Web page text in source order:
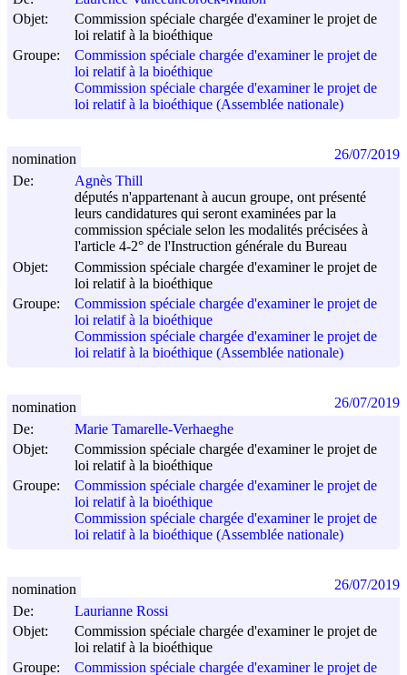
Objet:
Commission spéciale chargée d'examiner le projet de
loi relatif à la bioéthique
Groupe:
Commission spéciale chargée d'examiner le projet de
loi relatif à la bioéthique
Commission spéciale chargée d'examiner le projet de
loi relatif à la bioéthique (Assemblée nationale)
De:
Agnès Thill
députés n'appartenant à aucun groupe, ont présenté
leurs candidatures qui seront examinées par la
commission spéciale selon les modalités précisées à
l'article 4-2° de l'Instruction générale du Bureau
Objet:
Commission spéciale chargée d'examiner le projet de
loi relatif à la bioéthique
Groupe:
Commission spéciale chargée d'examiner le projet de
loi relatif à la bioéthique
Commission spéciale chargée d'examiner le projet de
loi relatif à la bioéthique (Assemblée nationale)
nomination 26/07/2019
De:
Marie Tamarelle-Verhaeghe
Objet:
Commission spéciale chargée d'examiner le projet de
loi relatif à la bioéthique
Groupe:
Commission spéciale chargée d'examiner le projet de
loi relatif à la bioéthique
Commission spéciale chargée d'examiner le projet de
loi relatif à la bioéthique (Assemblée nationale)
nomination 26/07/2019
De:
Laurianne Rossi
Objet:
Commission spéciale chargée d'examiner le projet de
loi relatif à la bioéthique
Groupe:
Commission spéciale chargée d'examiner le projet de
nomination 26/07/2019